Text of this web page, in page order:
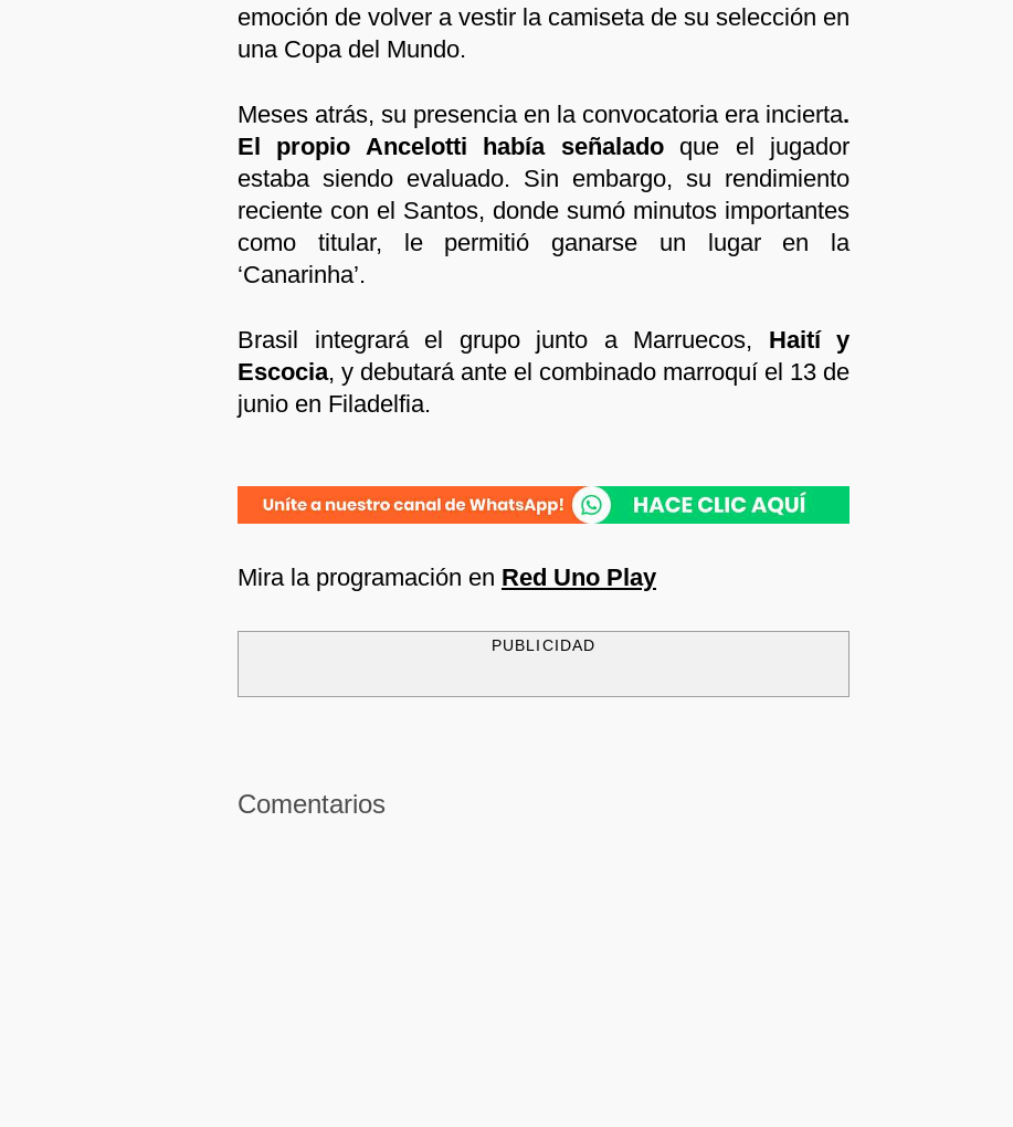
emoción de volver a vestir la camiseta de su selección en
una Copa del Mundo.
Meses atrás, su presencia en la convocatoria era incierta.
El propio Ancelotti había señaladoque el jugador
estaba siendo evaluado. Sin embargo, su rendimiento
reciente con el Santos, donde sumó minutos importantes
como titular, le permitió ganarse un lugar en la
‘Canarinha’.
Brasil integrará el grupo junto a Marruecos, Haití y
Escocia, y debutará ante el combinado marroquí el 13 de
junio en Filadelfia.
Mira la programación en Red Uno Play
PUBLICIDAD
Comentarios